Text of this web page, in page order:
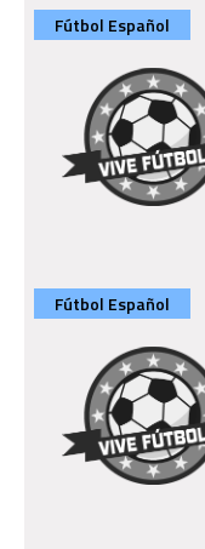
Fútbol Español
Fútbol Español